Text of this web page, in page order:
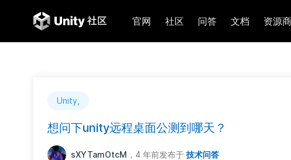
官网 社区 问答 文档 资源
Unity,
想问下unity远程桌面公测到哪天？
sXYTamOtcM ，4 年前发布于 技术问答